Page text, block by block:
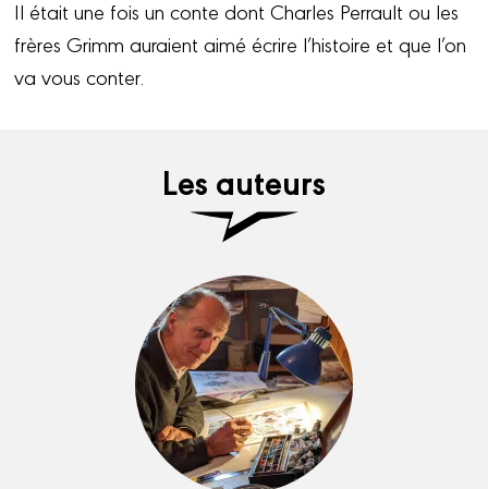
Il était une fois un conte dont Charles Perrault ou les
frères Grimm auraient aimé écrire l’histoire et que l’on
va vous conter.
Les auteurs